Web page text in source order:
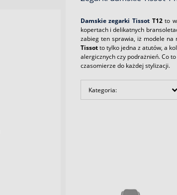
Damskie zegarki TissotT12to
kopertach i delikatnych
zabieg ten sprawia, iż modele na
Tissotto tylko jedna z atutów, a
alergicznych czy podrażnień. Co
czasomierze do każdej stylizacji.
Kategoria: